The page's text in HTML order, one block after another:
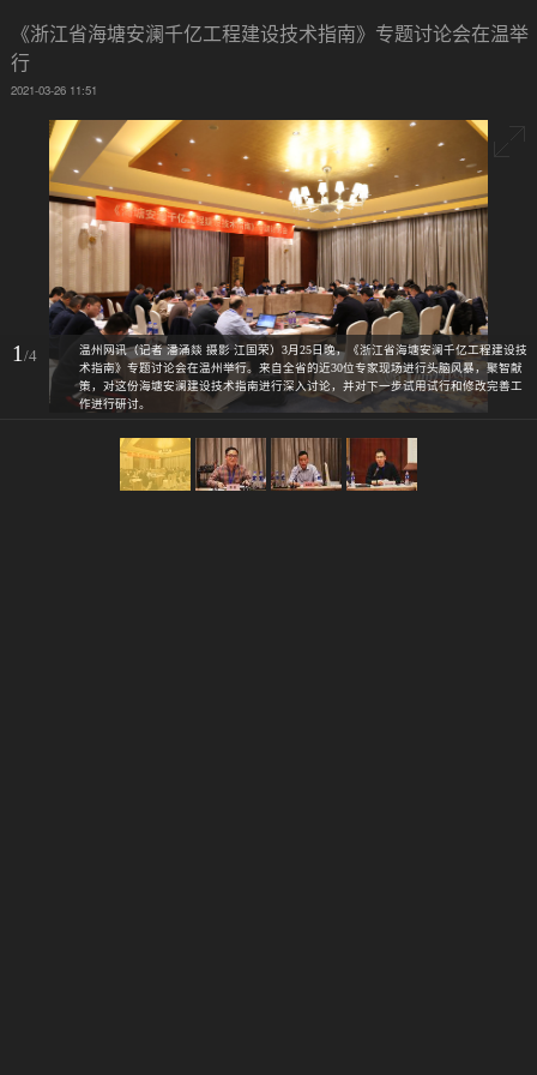
《浙江省海塘安澜千亿工程建设技术指南》专题讨论会在温举
行
2021-03-26 11:51
1/4
温州网讯（记者 潘涌燚 摄影 江国荣）3月25日晚，《浙江省海塘安澜千亿工程建设技
术指南》专题讨论会在温州举行。来自全省的近30位专家现场进行头脑风暴，聚智献
策，对这份海塘安澜建设技术指南进行深入讨论，并对下一步试用试行和修改完善工
作进行研讨。